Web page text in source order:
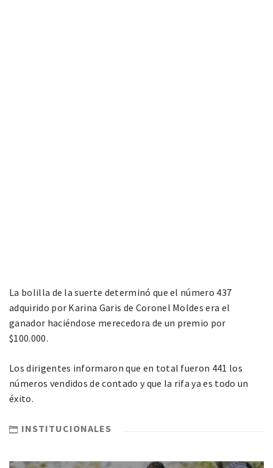
La bolilla de la suerte determinó que el número 437
adquirido por Karina Garis de Coronel Moldes era el
ganador haciéndose merecedora de un premio por
$100.000.
Los dirigentes informaron que en total fueron 441 los
números vendidos de contado y que la rifa ya es todo un
éxito.
INSTITUCIONALES